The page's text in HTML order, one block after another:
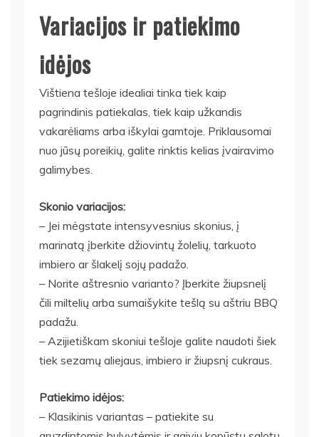
Variacijos ir patiekimo
idėjos
Vištiena tešloje idealiai tinka tiek kaip
pagrindinis patiekalas, tiek kaip užkandis
vakarėliams arba iškylai gamtoje. Priklausomai
nuo jūsų poreikių, galite rinktis kelias įvairavimo
galimybes.
Skonio variacijos:
– Jei mėgstate intensyvesnius skonius, į
marinatą įberkite džiovintų žolelių, tarkuoto
imbiero ar šlakelį sojų padažo.
– Norite aštresnio varianto? Įberkite žiupsnelį
čili miltelių arba sumaišykite tešlą su aštriu BBQ
padažu.
– Azijietiškam skoniui tešloje galite naudoti šiek
tiek sezamų aliejaus, imbiero ir žiupsnį cukraus.
Patiekimo idėjos:
– Klasikinis variantas – patiekite su